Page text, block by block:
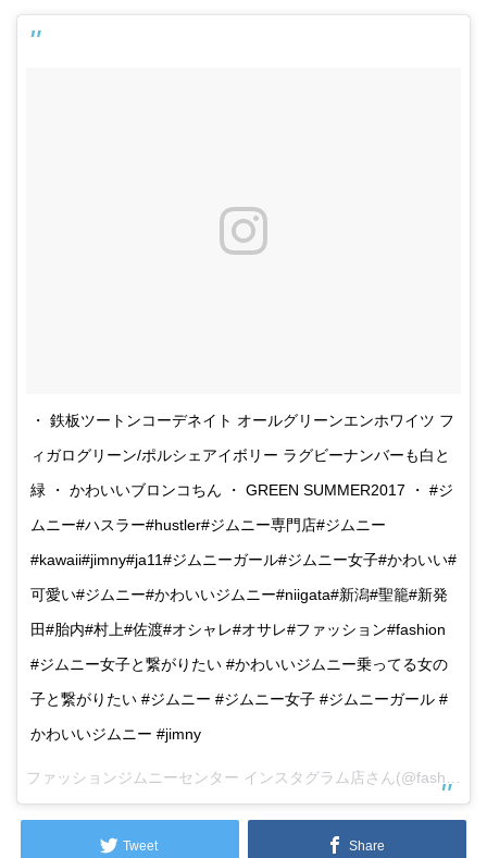
・ 鉄板ツートンコーデネイト オールグリーンエンホワイツ フ
ィガログリーン/ポルシェアイボリー ラグビーナンバーも白と
緑 ・ かわいいブロンコちん ・ GREEN SUMMER2017 ・ #ジ
ムニー#ハスラー#hustler#ジムニー専門店#ジムニー
#kawaii#jimny#ja11#ジムニーガール#ジムニー女子#かわいい#
可愛い#ジムニー#かわいいジムニー#niigata#新潟#聖籠#新発
田#胎内#村上#佐渡#オシャレ#オサレ#ファッション#fashion
#ジムニー女子と繋がりたい #かわいいジムニー乗ってる女の
子と繋がりたい #ジムニー #ジムニー女子 #ジムニーガール #
かわいいジムニー #jimny
Tweet Share